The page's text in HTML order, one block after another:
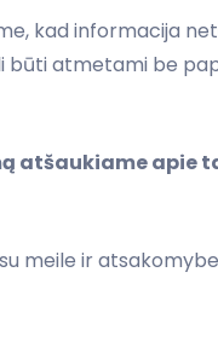
kad informacija
būti atmetami be
atšaukiame apie
meile ir